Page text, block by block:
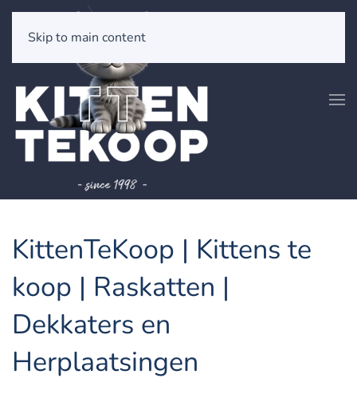
Skip to main content
KittenTeKoop | Kittens te
koop | Raskatten |
Dekkaters en
Herplaatsingen